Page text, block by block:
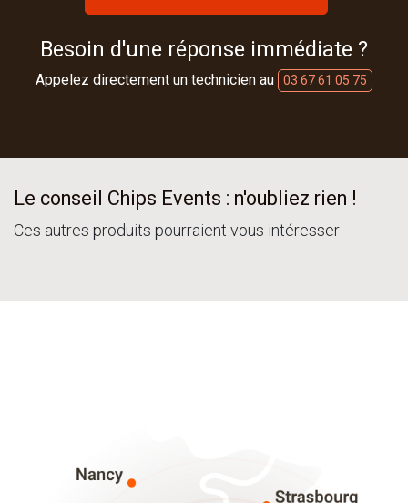
Besoin d'une réponse immédiate ?
Appelez directement un technicien au 03 67 61 05 75
Le conseil Chips Events : n'oubliez rien !
Ces autres produits pourraient vous intéresser